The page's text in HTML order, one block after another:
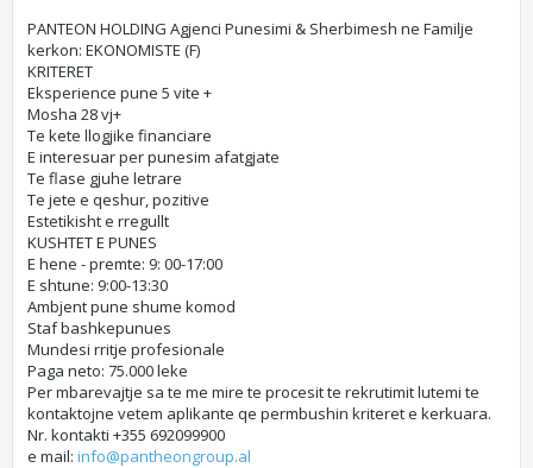
PANTEON HOLDING Agjenci Punesimi & Sherbimesh ne Familje
kerkon: EKONOMISTE (F)
KRITERET
Eksperience pune 5 vite +
Mosha 28 vj+
Te kete llogjike financiare
E interesuar per punesim afatgjate
Te flase gjuhe letrare
Te jete e qeshur, pozitive
Estetikisht e rregullt
KUSHTET E PUNES
E hene - premte: 9: 00-17:00
E shtune: 9:00-13:30
Ambjent pune shume komod
Staf bashkepunues
Mundesi rritje profesionale
Paga neto: 75.000 leke
Per mbarevajtje sa te me mire te procesit te rekrutimit lutemi te
kontaktojne vetem aplikante qe permbushin kriteret e kerkuara.
Nr. kontakti +355 692099900
e mail: info@pantheongroup.al